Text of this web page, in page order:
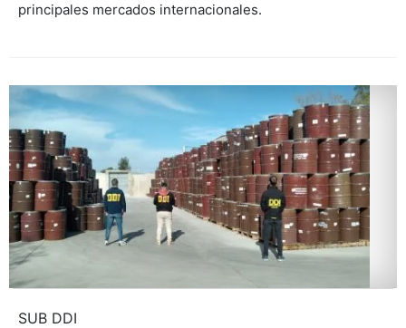
principales mercados internacionales.
SUB DDI